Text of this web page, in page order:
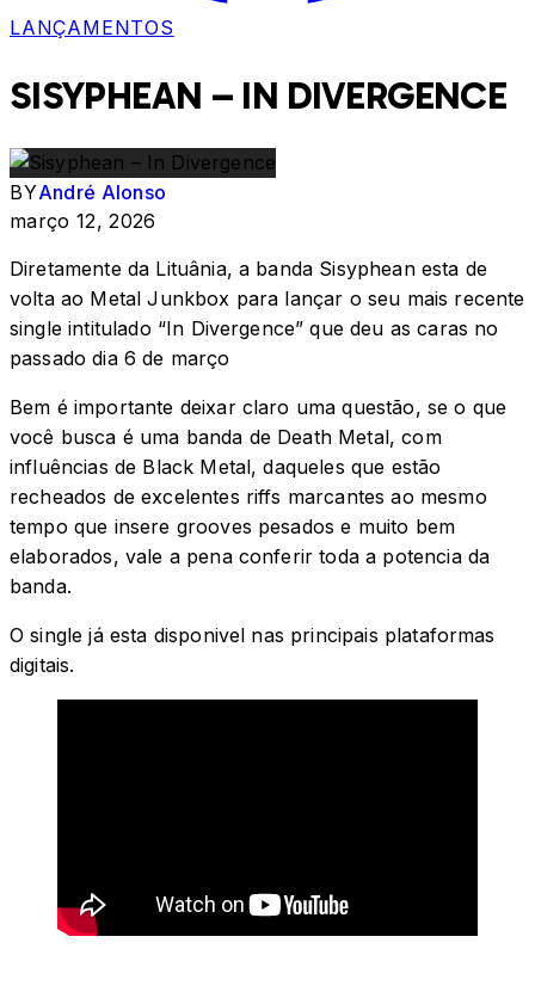
LANÇAMENTOS
SISYPHEAN – IN DIVERGENCE
BYAndré Alonso
março 12, 2026
Diretamente da Lituânia, a banda Sisyphean esta de
volta ao Metal Junkbox para lançar o seu mais recente
single intitulado “In Divergence” que deu as caras no
passado dia 6 de março
Bem é importante deixar claro uma questão, se o que
você busca é uma banda de Death Metal, com
influências de Black Metal, daqueles que estão
recheados de excelentes riffs marcantes ao mesmo
tempo que insere grooves pesados ​​e muito bem
elaborados, vale a pena conferir toda a potencia da
banda.
O single já esta disponivel nas principais plataformas
digitais.